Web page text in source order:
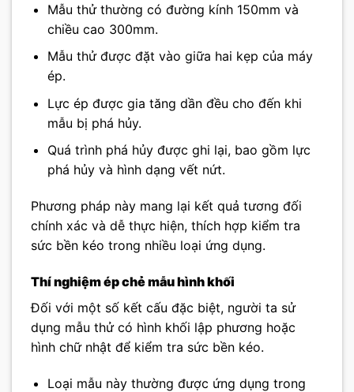
Mẫu thử thường có đường kính 150mm và
chiều cao 300mm.
Mẫu thử được đặt vào giữa hai kẹp của máy
ép.
Lực ép được gia tăng dần đều cho đến khi
mẫu bị phá hủy.
Quá trình phá hủy được ghi lại, bao gồm lực
phá hủy và hình dạng vết nứt.
Phương pháp này mang lại kết quả tương đối
chính xác và dễ thực hiện, thích hợp kiểm tra
sức bền kéo trong nhiều loại ứng dụng.
Thí nghiệm ép chẻ mẫu hình khối
Đối với một số kết cấu đặc biệt, người ta sử
dụng mẫu thử có hình khối lập phương hoặc
hình chữ nhật để kiểm tra sức bền kéo.
Loại mẫu này thường được ứng dụng trong